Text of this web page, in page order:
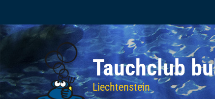
springen
Tauchclub
Liechtenstein